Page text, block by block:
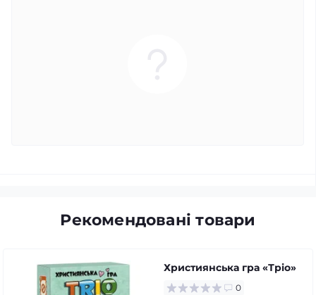
Рекомендовані товари
Християнська гра «Тріо»
0